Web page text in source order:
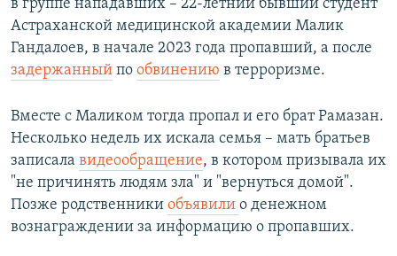
в группе нападавших – 22-летний бывший студент
Астраханской медицинской академии Малик
Гандалоев, в начале 2023 года пропавший, а после
задержанный по обвинению в терроризме.
Вместе с Маликом тогда пропал и его брат Рамазан.
Несколько недель их искала семья – мать братьев
записала видеообращение, в котором призывала их
"не причинять людям зла" и "вернуться домой".
Позже родственники объявили о денежном
вознаграждении за информацию о пропавших.